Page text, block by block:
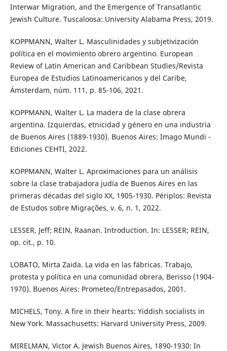
Interwar Migration, and the Emergence of Transatlantic
Jewish Culture. Tuscaloosa: University Alabama Press, 2019.
KOPPMANN, Walter L. Masculinidades y subjetivización
política en el movimiento obrero argentino. European
Review of Latin American and Caribbean Studies/Revista
Europea de Estudios Latinoamericanos y del Caribe,
Ámsterdam, núm. 111, p. 85-106, 2021.
KOPPMANN, Walter L. La madera de la clase obrera
argentina. Izquierdas, etnicidad y género en una industria
de Buenos Aires (1889-1930). Buenos Aires: Imago Mundi -
Ediciones CEHTI, 2022.
KOPPMANN, Walter L. Aproximaciones para un análisis
sobre la clase trabajadora judía de Buenos Aires en las
primeras décadas del siglo XX, 1905-1930. Périplos: Revista
de Estudos sobre Migrações, v. 6, n. 1, 2022.
LESSER, Jeff; REIN, Raanan. Introduction. In: LESSER; REIN,
op. cit., p. 10.
LOBATO, Mirta Zaida. La vida en las fábricas. Trabajo,
protesta y política en una comunidad obrera, Berisso (1904-
1970). Buenos Aires: Prometeo/Entrepasados, 2001.
MICHELS, Tony. A fire in their hearts: Yiddish socialists in
New York. Massachusetts: Harvard University Press, 2009.
MIRELMAN, Victor A. Jewish Buenos Aires, 1890-1930: In